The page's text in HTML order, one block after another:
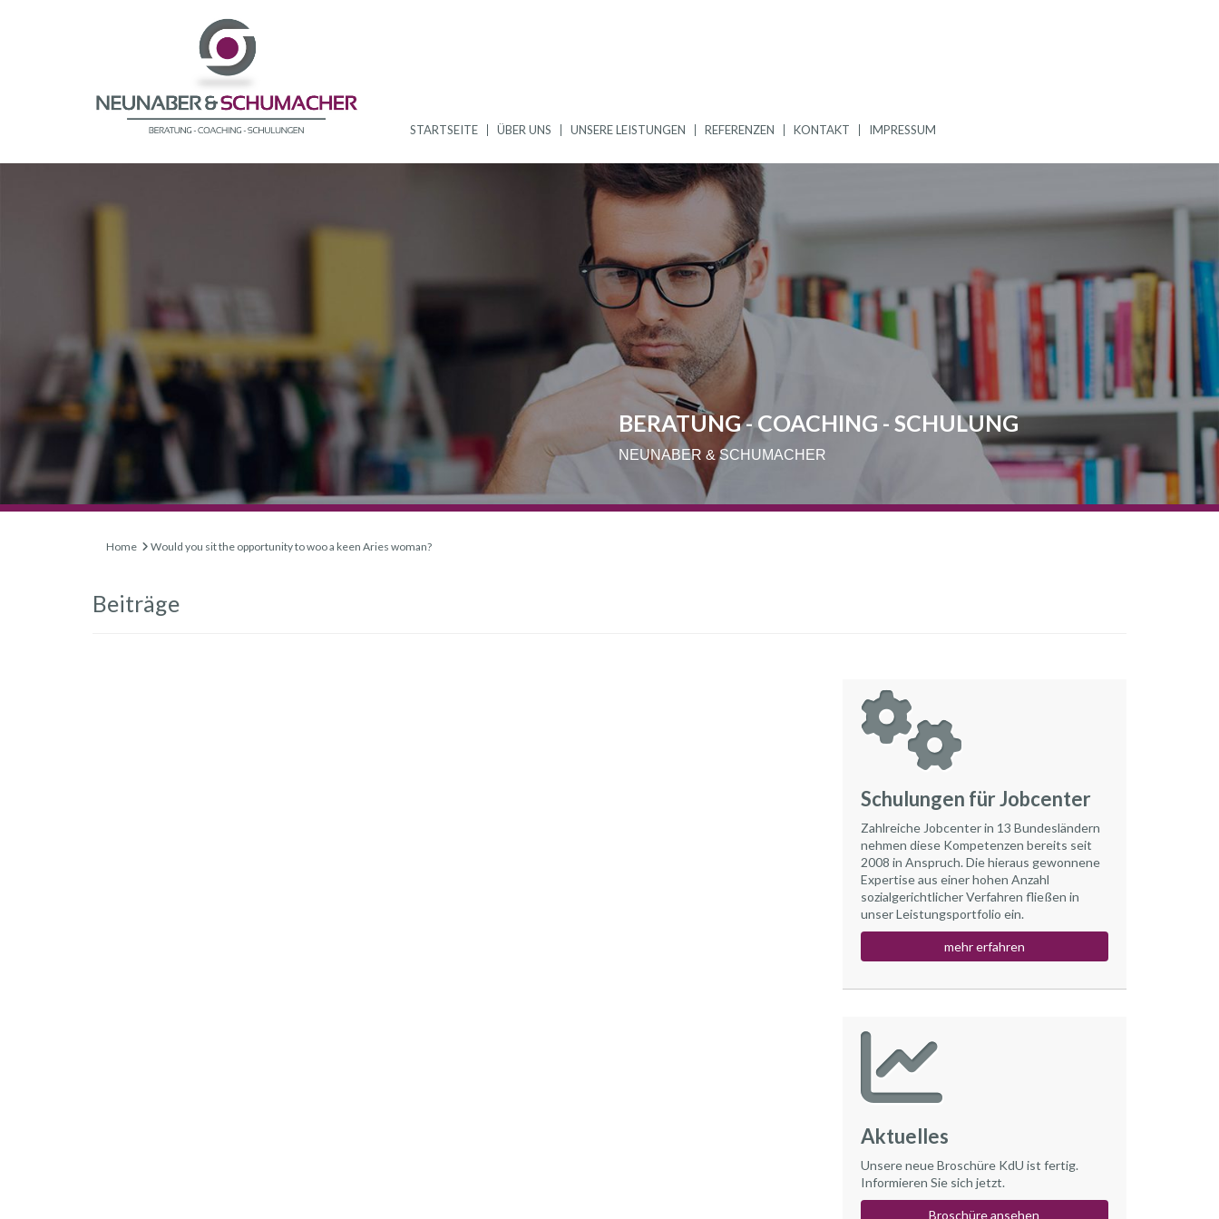
STARTSEITE ÜBER UNS UNSERE LEISTUNGEN REFERENZEN KONTAKT IMPRESSUM
BERATUNG - COACHING - SCHULUNG
NEUNABER & SCHUMACHER
Home Would you sit the opportunity to woo a keen Aries woman?
Beiträge
Schulungen für Jobcenter
Zahlreiche Jobcenter in 13 Bundesländern
nehmen diese Kompetenzen bereits seit
2008 in Anspruch. Die hieraus gewonnene
Expertise aus einer hohen Anzahl
sozialgerichtlicher Verfahren fließen in
unser Leistungsportfolio ein.
mehr erfahren
Aktuelles
Unsere neue Broschüre KdU ist fertig.
Informieren Sie sich jetzt.
Broschüre ansehen